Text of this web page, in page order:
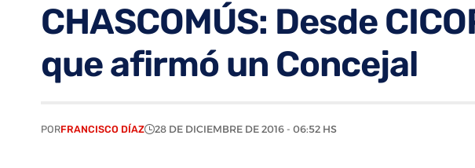
CHASCOMÚS: Desde
que afirmó un Concejal
PORFRANCISCO DÍAZ 28 DE DICIEMBRE DE 2016 - 06:52 HS